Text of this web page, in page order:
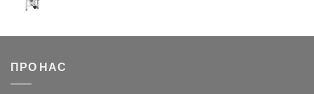
ПРО НАС